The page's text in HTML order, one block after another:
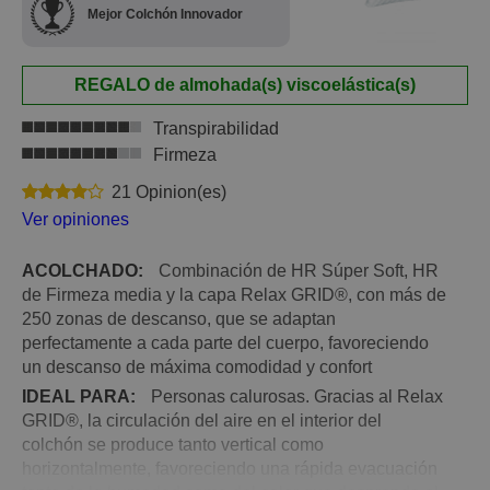
Mejor Colchón Innovador
REGALO de almohada(s) viscoelástica(s)
Transpirabilidad
Firmeza
21 Opinion(es)
Ver opiniones
ACOLCHADO:
Combinación de HR Súper Soft, HR
de Firmeza media y la capa Relax GRID®, con más de
250 zonas de descanso, que se adaptan
perfectamente a cada parte del cuerpo, favoreciendo
un descanso de máxima comodidad y confort
IDEAL PARA:
Personas calurosas. Gracias al Relax
GRID®, la circulación del aire en el interior del
colchón se produce tanto vertical como